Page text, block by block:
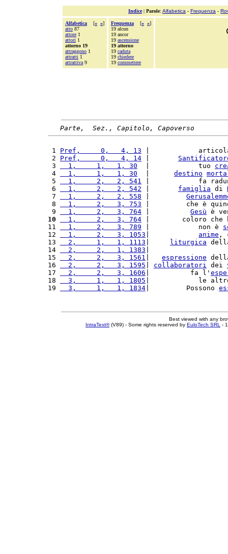
Indice| Parole: Alfabetica - Frequenza -
Alfabetica [« »]
atto 87
attore 1
attori 1
attorno 19
attraggono 1
attratti 1
attrattiva 9
Frequenza [« »]
19 alcun
19 ancor
19 ascensione
19 attorno
19 caduta
19 chiedere
19 commettere
Parte,  Sez., Capitolo, Capoverso
1 Pref,     0,   4, 13 |
2 Pref,     0,   4, 14
3
  1,     1,   1, 30
  |            tuo
4
  1,     1,   1, 30
destino
5
  1,     2,   2, 541
|            fa
6
  1,     2,   2, 542
famiglia di
7
  1,     2,   2, 558
8
  1,     2,   3, 753
|         che è
9
  1,     2,   3, 764
Gesù è
10
  1,     2,   3, 764
|        coloro che
11
  1,     2,   3, 789
|            non è
12
  1,     2,   3, 1053
anime ,
13
  2,     1,   1, 1113
liturgica
14
  2,     2,   1, 1383
15
  2,     2,   3, 1561
espressione
16
  2,     2,   3, 1595
collaboratori dei
17
  2,     2,   3, 1606
|          fa l'
18
  3,     1,   1, 1805
|            le altre
19
  3,     1,   1, 1834
|         Possono
Best viewed with any
IntraText®(V89) - Some rights reserved by EuloTech SRL -